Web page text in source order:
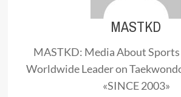
MASTKD
MASTKD: Media About Sports
Worldwide Leader on
«SINCE 2003»